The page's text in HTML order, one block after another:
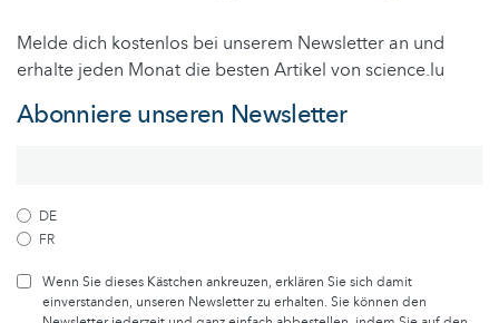
Melde dich kostenlos bei unserem Newsletter an und
erhalte jeden Monat die besten Artikel von science.lu
Abonniere unseren Newsletter
DE
FR
Wenn Sie dieses Kästchen ankreuzen, erklären Sie sich damit
einverstanden, unseren Newsletter zu erhalten. Sie können den